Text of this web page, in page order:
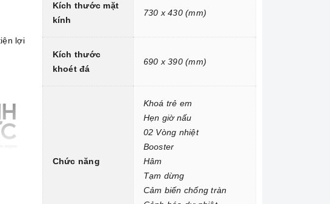
lợi
Kích thước mặt
kính
730 x 430 (mm)
Kích thước
khoét đá
690 x 390 (mm)
Chức năng
Khoá trẻ em
Hẹn giờ nấu
02 Vòng nhiệt
Booster
Hâm
Tạm dừng
Cảm biến chống tràn